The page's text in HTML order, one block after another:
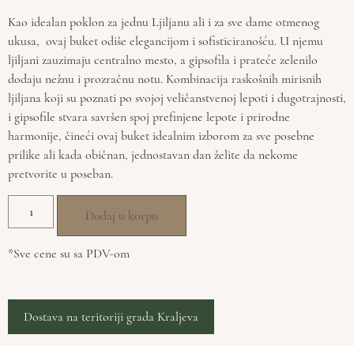
Kao idealan poklon za jednu Ljiljanu ali i za sve dame otmenog
ukusa, ovaj buket odiše elegancijom i sofisticiranošću. U njemu
ljiljani zauzimaju centralno mesto, a gipsofila i prateće zelenilo
dodaju nežnu i prozračnu notu. Kombinacija raskošnih mirisnih
ljiljana koji su poznati po svojoj veličanstvenoj lepoti i dugotrajnosti,
i gipsofile stvara savršen spoj prefinjene lepote i prirodne
harmonije, čineći ovaj buket idealnim izborom za sve posebne
prilike ali kada običnan, jednostavan dan želite da nekome
pretvorite u poseban.
Dodaj u korpu
*Sve cene su sa PDV-om
Dostava na teritoriji grada Kraljeva